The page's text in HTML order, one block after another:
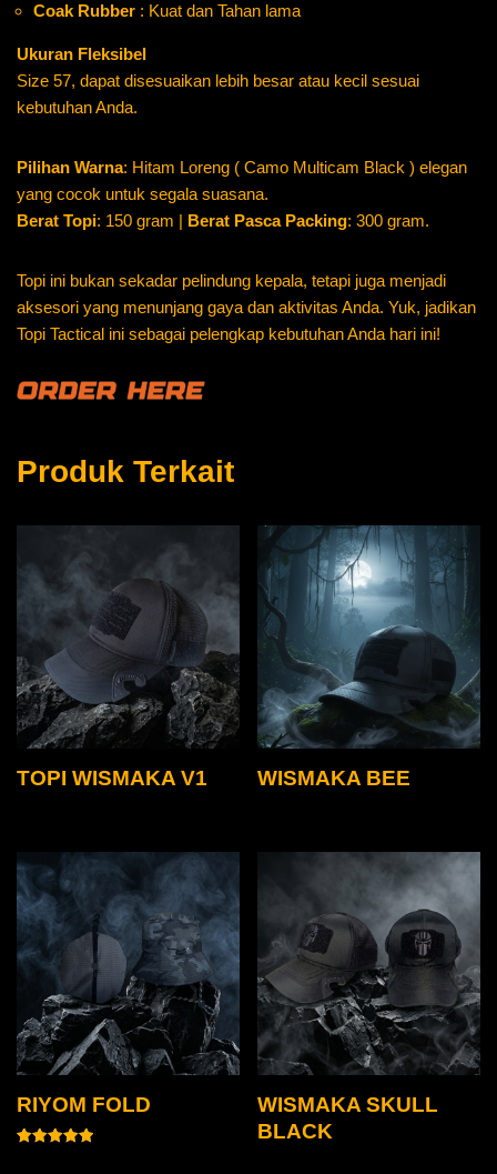
Coak Rubber : Kuat dan Tahan lama
Ukuran Fleksibel
Size 57, dapat disesuaikan lebih besar atau kecil sesuai
kebutuhan Anda.
Pilihan Warna: Hitam Loreng ( Camo Multicam Black ) elegan
yang cocok untuk segala suasana.
Berat Topi: 150 gram | Berat Pasca Packing: 300 gram.
Topi ini bukan sekadar pelindung kepala, tetapi juga menjadi
aksesori yang menunjang gaya dan aktivitas Anda. Yuk, jadikan
Topi Tactical ini sebagai pelengkap kebutuhan Anda hari ini!
Produk Terkait
TOPI WISMAKA V1 WISMAKA BEE
RIYOM FOLD
WISMAKA SKULL
BLACK